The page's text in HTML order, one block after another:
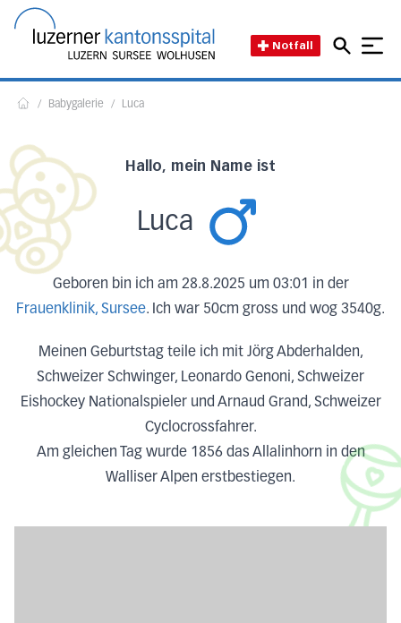
Notfall
/ Babygalerie / Luca
Hallo, mein Name ist
Luca
Geboren bin ich am 28.8.2025 um 03:01 in der
Frauenklinik, Sursee. Ich war 50cm gross und wog 3540g.
Meinen Geburtstag teile ich mit Jörg Abderhalden,
Schweizer Schwinger, Leonardo Genoni, Schweizer
Eishockey Nationalspieler und Arnaud Grand, Schweizer
Cyclocrossfahrer.
Am gleichen Tag wurde 1856 das Allalinhorn in den
Walliser Alpen erstbestiegen.